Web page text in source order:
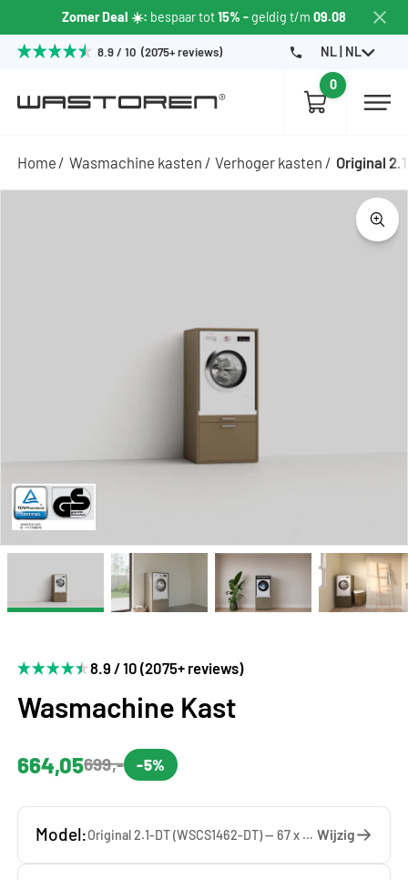
Zomer Deal ☀️: bespaar tot15% -geldig t/m 09.08
8.9 / 10 (2075+ reviews) NL | NL
0
Home Wasmachine kasten Verhoger kasten Original
8.9 / 10 (2075+ reviews)
Wasmachine Kast
664,05699,- -5%
Model: Original 2.1-DT (WSCS1462-DT) — 67 x 146 x 65 cm Wijzig